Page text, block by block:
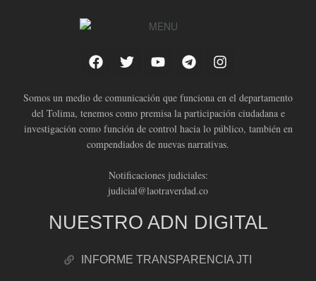
Somos un medio de comunicación que funciona en el departamento
del Tolima, tenemos como premisa la participación ciudadana e
investigación como función de control hacia lo público, también en
compendiados de nuevas narrativas.
Notificaciones judiciales:
judicial@laotraverdad.co
NUESTRO ADN DIGITAL
INFORME TRANSPARENCIA JTI